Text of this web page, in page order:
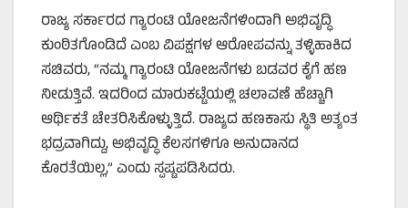
ರಾಜ್ಯ ಸರ್ಕಾರದ ಗ್ಯಾರಂಟಿ ಯೋಜನೆಗಳಿಂದಾಗಿ ಅಭಿವೃದ್ಧಿ
ಕುಂಠಿತಗೊಂಡಿದೆ ಎಂಬ ವಿಪಕ್ಷಗಳ ಆರೋಪವನ್ನು ತಳ್ಳಿಹಾಕಿದ
ಸಚಿವರು, “ನಮ್ಮ ಗ್ಯಾರಂಟಿ ಯೋಜನೆಗಳು ಬಡವರ ಕೈಗೆ ಹಣ
ನೀಡುತ್ತಿವೆ. ಇದರಿಂದ ಮಾರುಕಟ್ಟೆಯಲ್ಲಿ ಚಲಾವಣೆ ಹೆಚ್ಚಾಗಿ
ಆರ್ಥಿಕತೆ ಚೇತರಿಸಿಕೊಳ್ಳುತ್ತಿದೆ. ರಾಜ್ಯದ ಹಣಕಾಸು ಸ್ಥಿತಿ ಅತ್ಯಂತ
ಭದ್ರವಾಗಿದ್ದು, ಅಭಿವೃದ್ಧಿ ಕೆಲಸಗಳಿಗೂ ಅನುದಾನದ
ಕೊರತೆಯಿಲ್ಲ,” ಎಂದು ಸ್ಪಷ್ಟಪಡಿಸಿದರು.